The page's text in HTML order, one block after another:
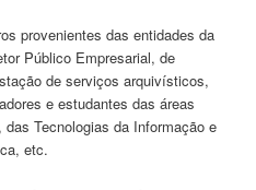
provenientes das entidades da
Público Empresarial, de
de serviços arquivísticos,
e estudantes das áreas
Tecnologias da Informação e
etc.